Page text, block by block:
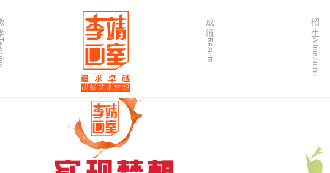
成
绩
Results
招
生
Admissions